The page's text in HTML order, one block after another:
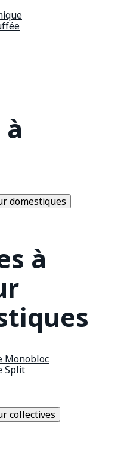
domestiques
à
Monobloc
Split
collectives